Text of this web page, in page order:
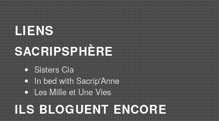
LIENS
SACRIPSPHÈRE
Sisters Cia
In bed with Sacrip'Anne
Les Mille et Une Vies
ILS BLOGUENT ENCORE